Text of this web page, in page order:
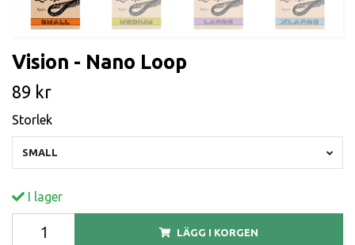
Vision - Nano Loop
89 kr
Storlek
SMALL
I lager
LÄGG I KORGEN